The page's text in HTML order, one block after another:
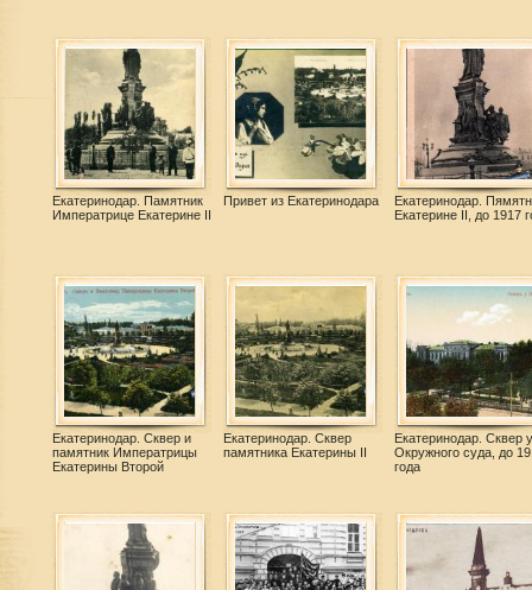
Екатеринодар. Памятник
Императрице Екатерине II
Привет из Екатеринодара
Екатеринодар.
Екатерине II, до 1917
Екатеринодар. Сквер и
памятник Императрицы
Екатерины Второй
Екатеринодар. Сквер
памятника Екатерины II
Екатеринодар. Сквер у
Окружного суда, до
года